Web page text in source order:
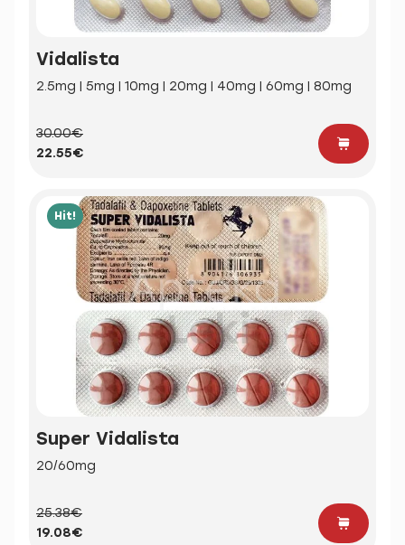
Vidalista
2.5mg | 5mg | 10mg | 20mg | 40mg | 60mg | 80mg
30.00€
22.55€
Hit!
Super Vidalista
20/60mg
25.38€
19.08€